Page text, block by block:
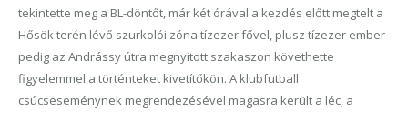
tekintette meg a BL-döntőt, már két órával a kezdés előtt megtelt a
Hősök terén lévő szurkolói zóna tízezer fővel, plusz tízezer ember
pedig az Andrássy útra megnyitott szakaszon követhette
figyelemmel a történteket kivetítőkön. A klubfutball
csúcseseménynek megrendezésével magasra került a léc, a